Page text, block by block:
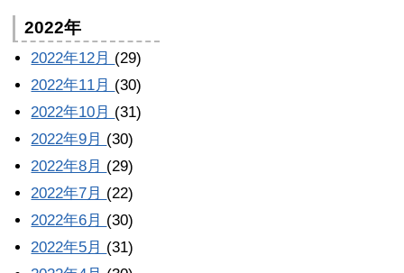
2022年
2022年12月 (29)
2022年11月 (30)
2022年10月 (31)
2022年9月 (30)
2022年8月 (29)
2022年7月 (22)
2022年6月 (30)
2022年5月 (31)